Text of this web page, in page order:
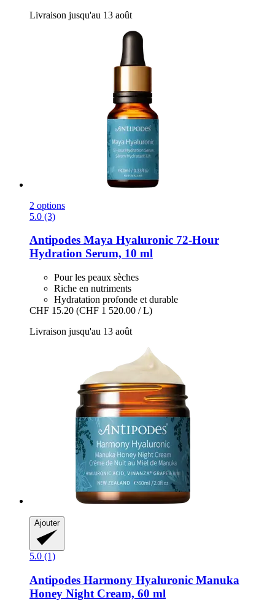
Livraison jusqu'au 13 août
2 options
5.0 (3)
Antipodes Maya Hyaluronic 72-​Hour
Hydration Serum, 10 ml
Pour les peaux sèches
Riche en nutriments
Hydratation profonde et durable
CHF 15.20 (CHF 1 520.00 / L)
Livraison jusqu'au 13 août
Ajouter
5.0 (1)
Antipodes Harmony Hyaluronic Manuka
Honey Night Cream, 60 ml